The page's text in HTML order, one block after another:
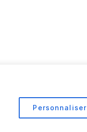
Personnaliser